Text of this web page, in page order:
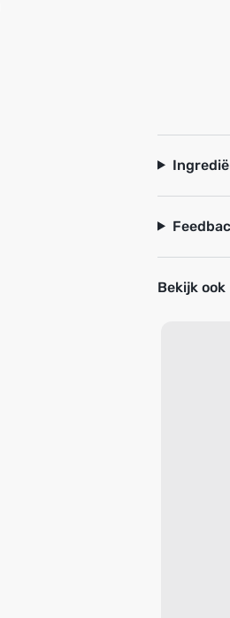
Bekijk ook